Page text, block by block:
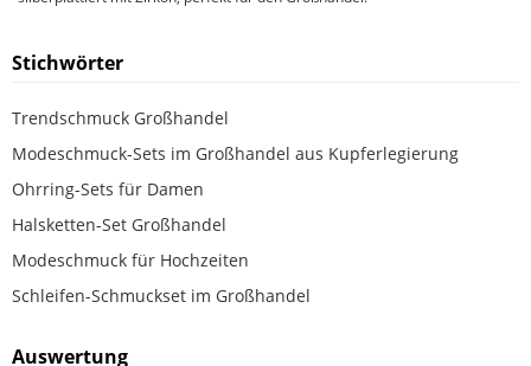
Stichwörter
Trendschmuck Großhandel
Modeschmuck-Sets im Großhandel aus Kupferlegierung
Ohrring-Sets für Damen
Halsketten-Set Großhandel
Modeschmuck für Hochzeiten
Schleifen-Schmuckset im Großhandel
Auswertung